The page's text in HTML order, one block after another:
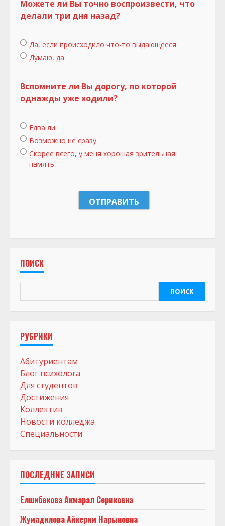
Можете ли Вы точно воспроизвести, что
делали три дня назад?
Да, если происходило что-то выдающееся
Думаю, да
Вспомните ли Вы дорогу, по которой
однажды уже ходили?
Едва ли
Возможно не сразу
Скорее всего, у меня хорошая зрительная
память
ПОИСК
ПОИСК
РУБРИКИ
Абитуриентам
Блог психолога
Для студентов
Достижения
Коллектив
Новости колледжа
Специальности
ПОСЛЕДНИЕ ЗАПИСИ
Елшибекова Акмарал Сериковна
Жумадилова Айкерим Нарыновна